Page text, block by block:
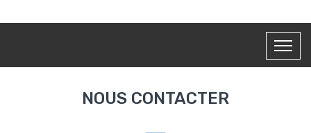
NOUS CONTACTER